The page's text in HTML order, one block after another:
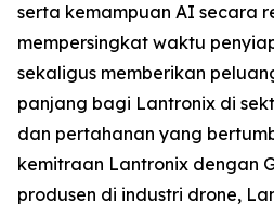
serta kemampuan AI secara
mempersingkat waktu
sekaligus memberikan
panjang bagi Lantronix di
dan pertahanan yang
kemitraan Lantronix dengan
produsen di industri drone,